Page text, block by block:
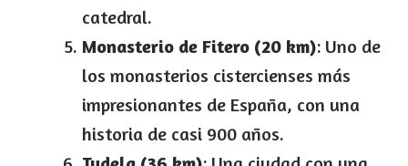
catedral.
Monasterio de Fitero (20 km): Uno de
los monasterios cistercienses más
impresionantes de España, con una
historia de casi 900 años.